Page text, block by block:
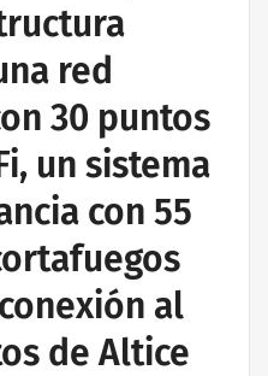
red
30 puntos
un sistema
con 55
al
de Altice